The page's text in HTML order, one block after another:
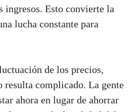
ingresos. Esto convierte la
lucha constante para
de los precios,
complicado. La gente
ahora en lugar de ahorrar